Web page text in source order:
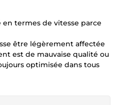
termes de vitesse parce
être légèrement affectée
est de mauvaise qualité ou
optimisée dans tous